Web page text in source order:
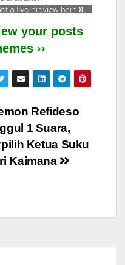
your posts
››
Refideso
1 Suara,
Ketua Suku
Kaimana